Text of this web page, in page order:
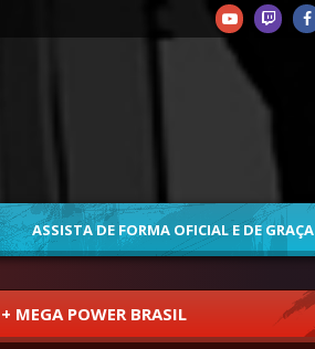
ASSISTA DE FORMA OFICIAL E DE GRAÇA
+ MEGA POWER BRASIL